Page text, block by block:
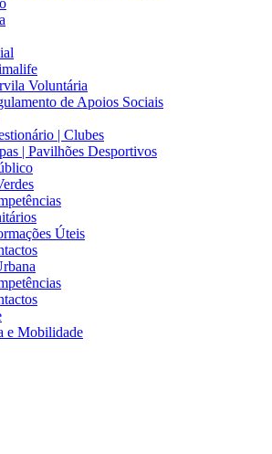
Voluntária
de Apoios Sociais
| Clubes
| Pavilhões Desportivos
Úteis
e Mobilidade